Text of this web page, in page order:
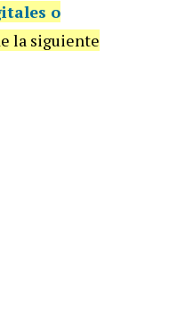
o
la siguiente